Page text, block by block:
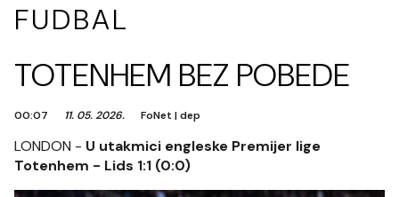
FUDBAL
TOTENHEM BEZ POBEDE
00:07 11. 05. 2026. FoNet |dep
LONDON - U utakmici engleske Premijer lige
Totenhem - Lids 1:1 (0:0)